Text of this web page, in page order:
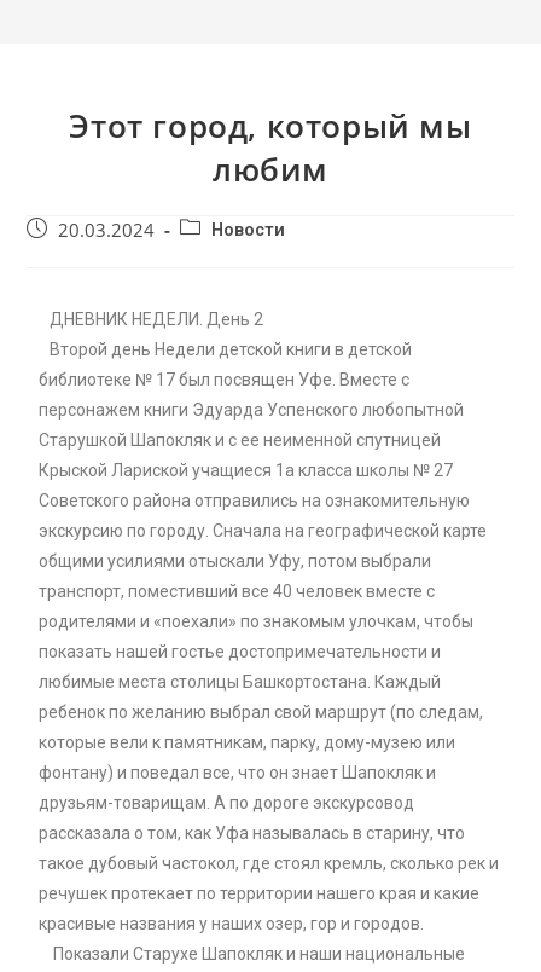
Этот город, который мы
любим
20.03.2024 Новости
ДНЕВНИК НЕДЕЛИ. День 2
Второй день Недели детской книги в детской
библиотеке № 17 был посвящен Уфе. Вместе с
персонажем книги Эдуарда Успенского любопытной
Старушкой Шапокляк и с ее неименной спутницей
Крыской Лариской учащиеся 1а класса школы № 27
Советского района отправились на ознакомительную
экскурсию по городу. Сначала на географической карте
общими усилиями отыскали Уфу, потом выбрали
транспорт, поместивший все 40 человек вместе с
родителями и «поехали» по знакомым улочкам, чтобы
показать нашей гостье достопримечательности и
любимые места столицы Башкортостана. Каждый
ребенок по желанию выбрал свой маршрут (по следам,
которые вели к памятникам, парку, дому-музею или
фонтану) и поведал все, что он знает Шапокляк и
друзьям-товарищам. А по дороге экскурсовод
рассказала о том, как Уфа называлась в старину, что
такое дубовый частокол, где стоял кремль, сколько рек и
речушек протекает по территории нашего края и какие
красивые названия у наших озер, гор и городов.
Показали Старухе Шапокляк и наши национальные